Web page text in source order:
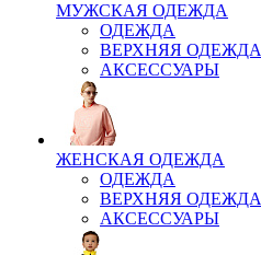
МУЖСКАЯ ОДЕЖДА
ОДЕЖДА
ВЕРХНЯЯ ОДЕЖДА
АКСЕССУАРЫ
ЖЕНСКАЯ ОДЕЖДА
ОДЕЖДА
ВЕРХНЯЯ ОДЕЖДА
АКСЕССУАРЫ